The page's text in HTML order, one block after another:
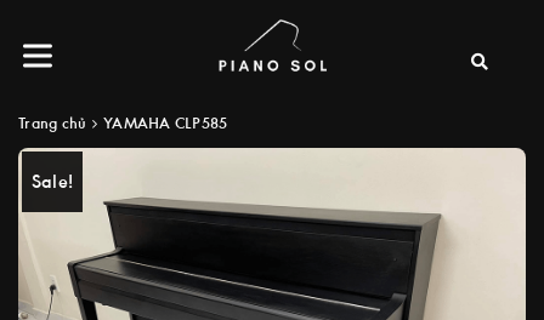
Trang chủ YAMAHA CLP585
Sale!